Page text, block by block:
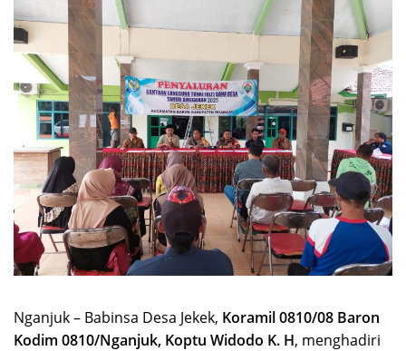
Nganjuk – Babinsa Desa Jekek, Koramil 0810/08 Baron
Kodim 0810/Nganjuk, Koptu Widodo K. H, menghadiri